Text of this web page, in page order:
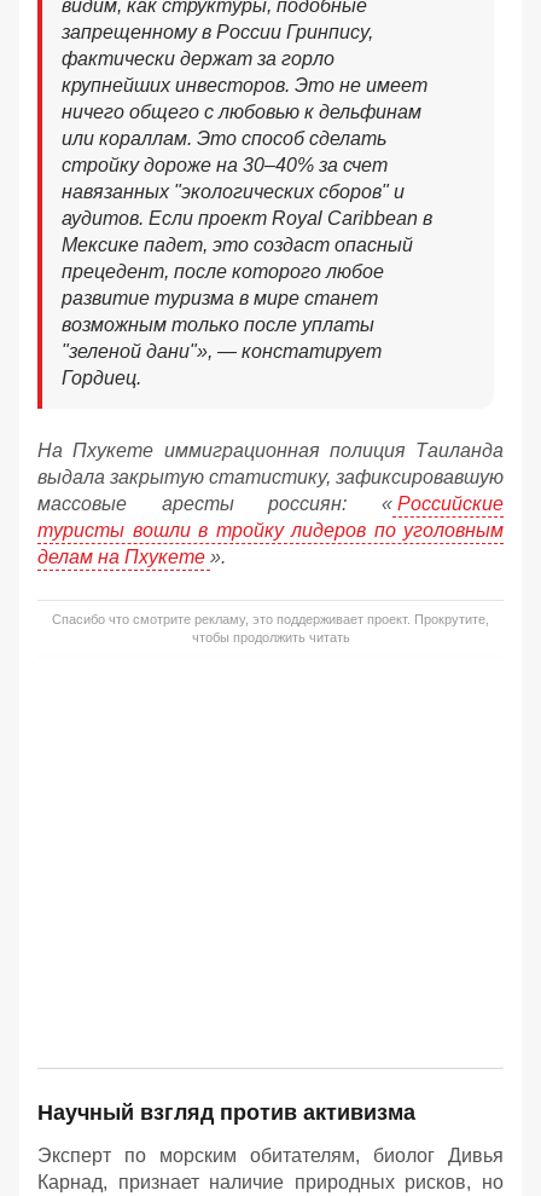
видим, как структуры, подобные
запрещенному в России Гринпису,
фактически держат за горло
крупнейших инвесторов. Это не имеет
ничего общего с любовью к дельфинам
или кораллам. Это способ сделать
стройку дороже на 30–40% за счет
навязанных "экологических сборов" и
аудитов. Если проект Royal Caribbean в
Мексике падет, это создаст опасный
прецедент, после которого любое
развитие туризма в мире станет
возможным только после уплаты
"зеленой дани"», — констатирует
Гордиец.
На Пхукете иммиграционная полиция Таиланда
выдала закрытую статистику, зафиксировавшую
массовые аресты россиян: « Российские
туристы вошли в тройку лидеров по уголовным
делам на Пхукете ».
Спасибо что смотрите рекламу, это поддерживает проект. Прокрутите,
чтобы продолжить читать
Научный взгляд против активизма
Эксперт по морским обитателям, биолог Дивья
Карнад, признает наличие природных рисков, но